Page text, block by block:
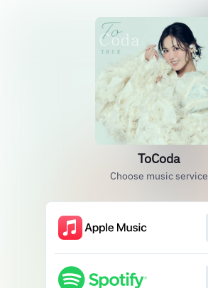
ToCoda
Choose music service